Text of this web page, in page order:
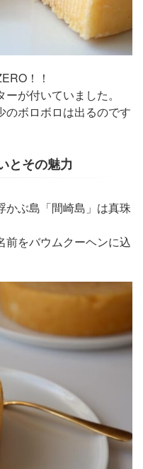
！！
が付いていました。
のボロボロは出るのです
とその魅力
かぶ島「間崎島」は真珠
前をバウムクーヘンに込